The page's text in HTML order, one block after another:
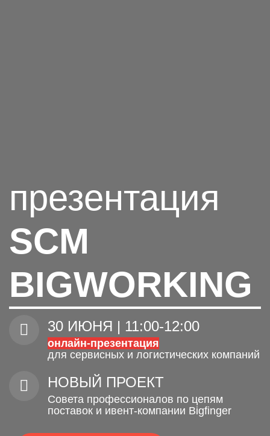
презентация
SCM
BIGWORKING
30 ИЮНЯ | 11:00-12:00
онлайн-презентация
для сервисных и логистических компаний
НОВЫЙ ПРОЕКТ
Совета профессионалов по цепям
поставок и ивент-компании Bigfinger